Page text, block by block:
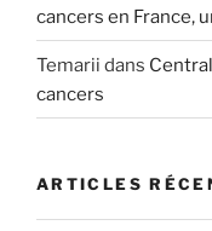
cancers en France,
Temarii dans
cancers
ARTICLES